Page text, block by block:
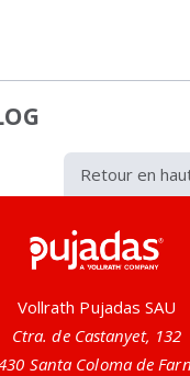
Retour en
Vollrath Pujadas SAU
Ctra. de Castanyet, 132
Santa Coloma de